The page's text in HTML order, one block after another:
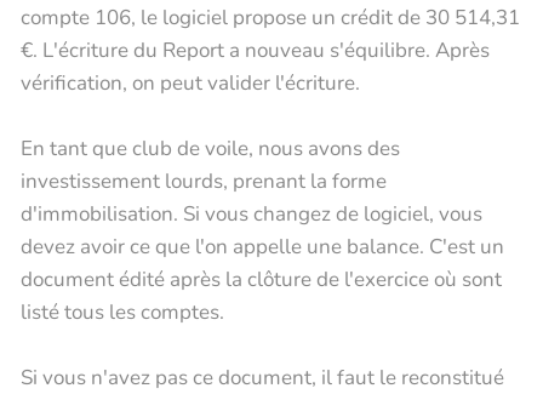
compte 106, le logiciel propose un crédit de 30 514,31
€. L'écriture du Report a nouveau s'équilibre. Après
vérification, on peut valider l'écriture.
En tant que club de voile, nous avons des
investissement lourds, prenant la forme
d'immobilisation. Si vous changez de logiciel, vous
devez avoir ce que l'on appelle une balance. C'est un
document édité après la clôture de l'exercice où sont
listé tous les comptes.
Si vous n'avez pas ce document, il faut le reconstitué